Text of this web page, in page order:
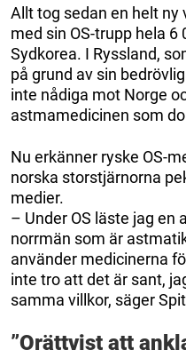
Allt tog sedan en helt ny
med sin OS-trupp hela 6
Sydkorea. I Ryssland,
på grund av sin
inte nådiga mot Norge
astmamedicinen som
Nu erkänner ryske OS-
norska storstjärnorna
medier.
– Under OS läste jag en
norrmän som är
använder medicinerna
inte tro att det är sant,
samma villkor, säger
”Orättvist att